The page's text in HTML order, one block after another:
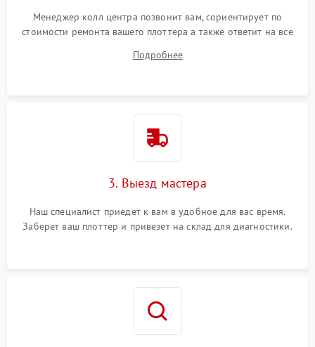
Менеджер колл центра позвонит вам, сориентирует по
стоимости ремонта вашего плоттера а также ответит на все
Подробнее
3. Выезд мастера
Наш специалист приедет к вам в удобное для вас время.
Заберет ваш плоттер и привезет на склад для диагностики.